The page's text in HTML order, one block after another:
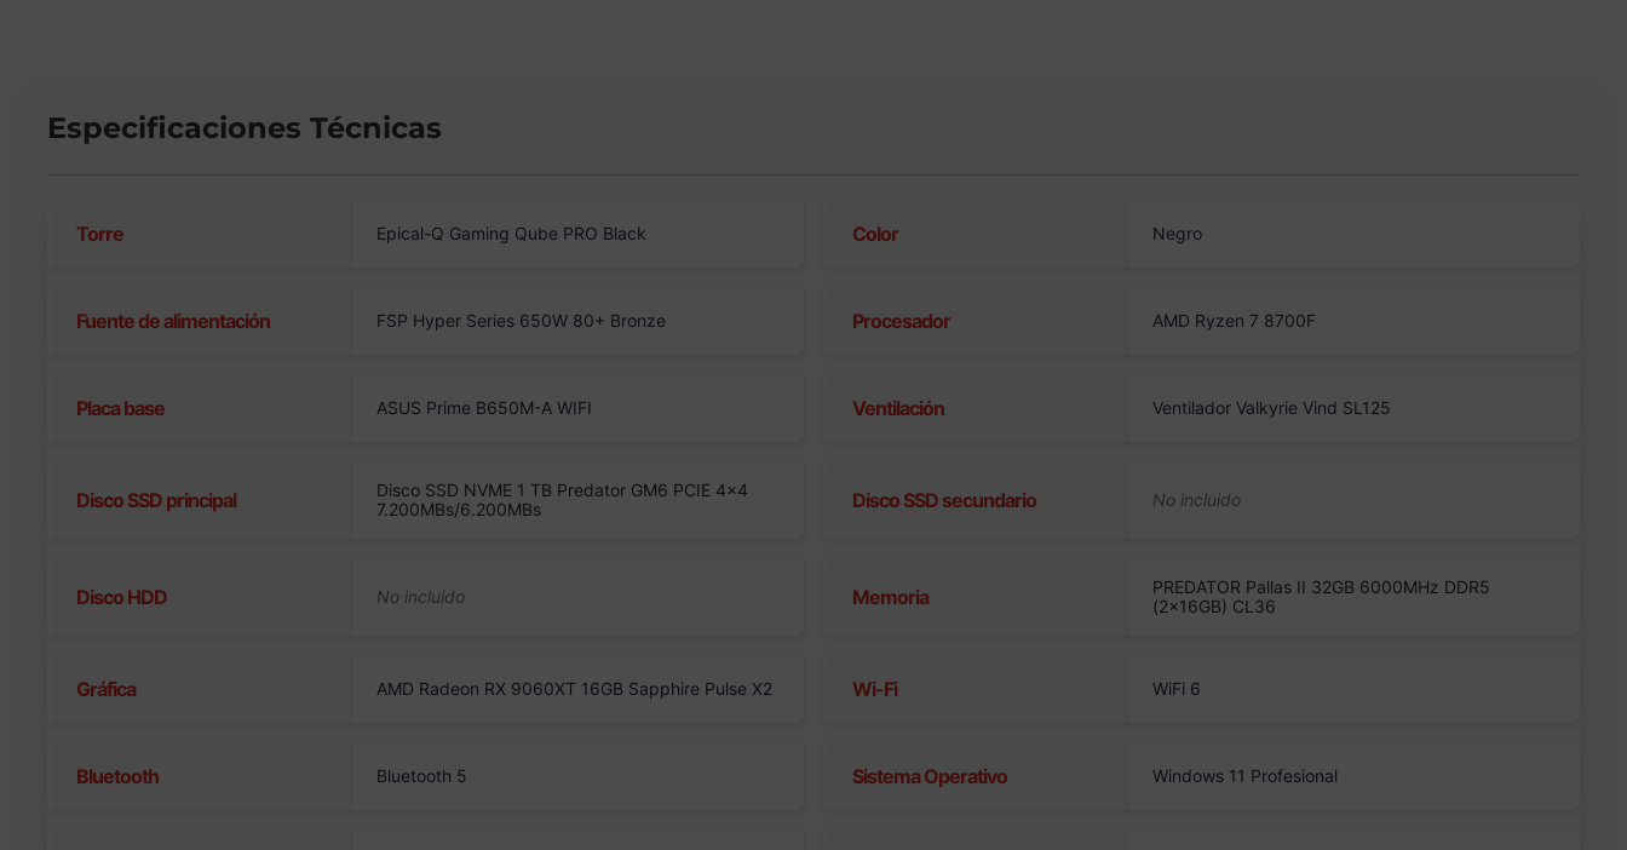
Especificaciones Técnicas
Torre Epical-Q Gaming Qube PRO Black Color Negro
Fuente de alimentación FSP Hyper Series 650W 80+ Bronze Procesador AMD Ryzen 7 8700F
Placa base ASUS Prime B650M-A WIFI Ventilación Ventilador Valkyrie Vind SL125
Disco SSD principal
Disco SSD NVME 1 TB Predator GM6 PCIE 4×4
7.200MBs/6.200MBs
Disco SSD secundario
Disco HDD Memoria
PREDATOR Pallas II 32GB 6000MHz DDR5
(2x16GB) CL36
Gráfica AMD Radeon RX 9060XT 16GB Sapphire Pulse X2 Wi-Fi WiFi 6
Bluetooth Bluetooth 5 Sistema Operativo Windows 11 Profesional